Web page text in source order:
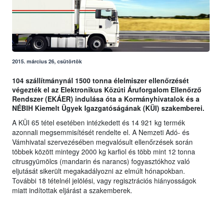
2015. március 26, csütörtök
104 szállítmánynál 1500 tonna élelmiszer ellenőrzését
végezték el az Elektronikus Közúti Áruforgalom Ellenőrző
Rendszer (EKÁER) indulása óta a Kormányhivatalok és a
NÉBIH Kiemelt Ügyek Igazgatóságának (KÜI) szakemberei.
A KÜI 65 tétel esetében intézkedett és 14 921 kg termék
azonnali megsemmisítését rendelte el. A Nemzeti Adó- és
Vámhivatal szervezésében megvalósult ellenőrzések során
többek között mintegy 2000 kg karfiol és több mint 12 tonna
citrusgyümölcs (mandarin és narancs) fogyasztókhoz való
eljutását sikerült megakadályozni az elmúlt hónapokban.
További 18 tételnél jelölési, vagy regisztrációs hiányosságok
miatt indítottak eljárást a szakemberek.